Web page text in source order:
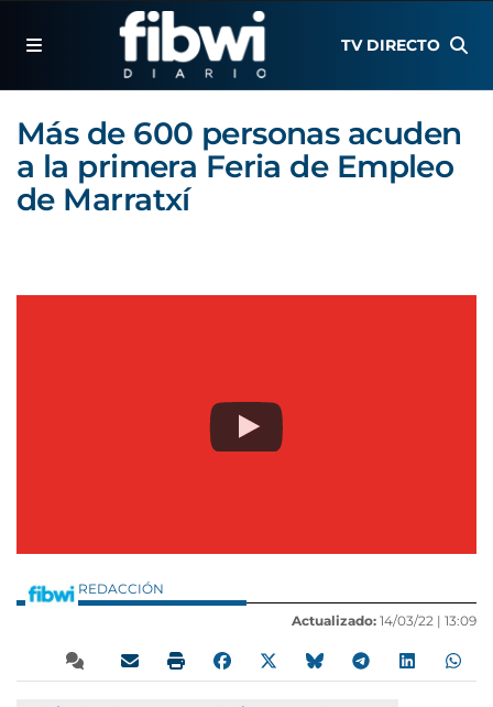
TV DIRECTO
Más de 600 personas acuden
a la primera Feria de Empleo
de Marratxí
REDACCIÓN
Actualizado: 14/03/22 | 13:09